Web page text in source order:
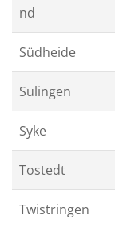
nd
Südheide
Sulingen
Syke
Tostedt
Twistringen